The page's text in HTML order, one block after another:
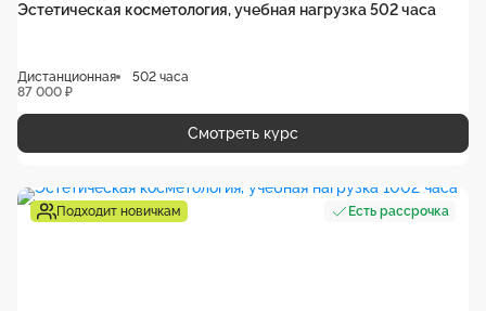
Эстетическая косметология, учебная нагрузка 502 часа
Дистанционная
502 часа
87 000 ₽
Смотреть курс
Подходит новичкам Есть рассрочка